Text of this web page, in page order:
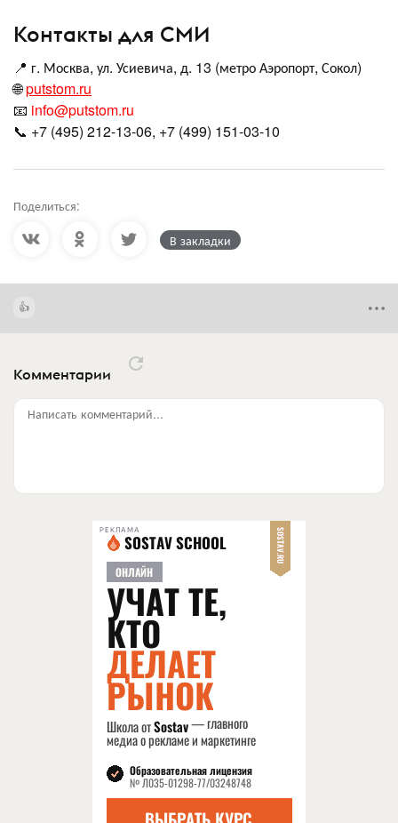
Контакты для СМИ
📍 г. Москва, ул. Усиевича, д. 13 (метро Аэропорт, Сокол)
🌐putstom.ru
📧 info@putstom.ru
📞 +7 (495) 212-13-06, +7 (499) 151-03-10
Поделиться:
В закладки
Комментарии
Написать комментарий...
РЕКЛАМА